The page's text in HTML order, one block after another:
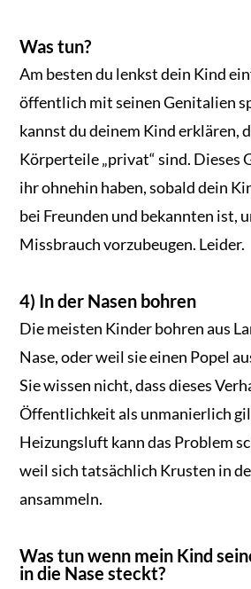
Was tun?
Am besten du lenkst dein Kind
öffentlich mit seinen Genitalien
kannst du deinem Kind erklären,
Körperteile „privat“ sind. Dieses
ihr ohnehin haben, sobald dein
bei Freunden und bekannten ist,
Missbrauch vorzubeugen. Leider.
4) In der Nasen bohren
Die meisten Kinder bohren aus
Nase, oder weil sie einen Popel
Sie wissen nicht, dass dieses
Öffentlichkeit als unmanierlich
Heizungsluft kann das Problem
weil sich tatsächlich Krusten in
ansammeln.
Was tun wenn mein Kind
in die Nase steckt?